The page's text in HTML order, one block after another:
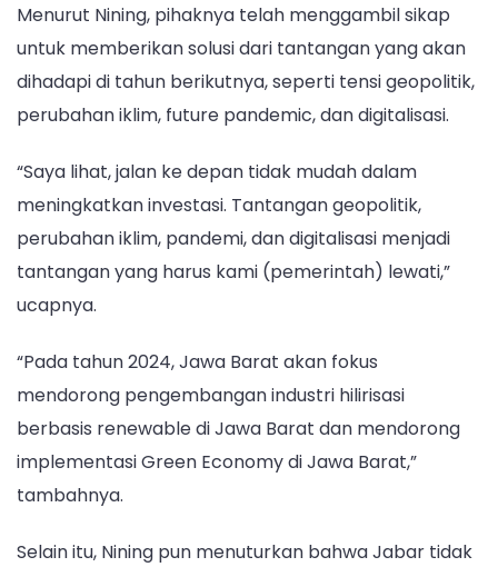
Menurut Nining, pihaknya telah menggambil sikap
untuk memberikan solusi dari tantangan yang akan
dihadapi di tahun berikutnya, seperti tensi geopolitik,
perubahan iklim, future pandemic, dan digitalisasi.
“Saya lihat, jalan ke depan tidak mudah dalam
meningkatkan investasi. Tantangan geopolitik,
perubahan iklim, pandemi, dan digitalisasi menjadi
tantangan yang harus kami (pemerintah) lewati,”
ucapnya.
“Pada tahun 2024, Jawa Barat akan fokus
mendorong pengembangan industri hilirisasi
berbasis renewable di Jawa Barat dan mendorong
implementasi Green Economy di Jawa Barat,”
tambahnya.
Selain itu, Nining pun menuturkan bahwa Jabar tidak